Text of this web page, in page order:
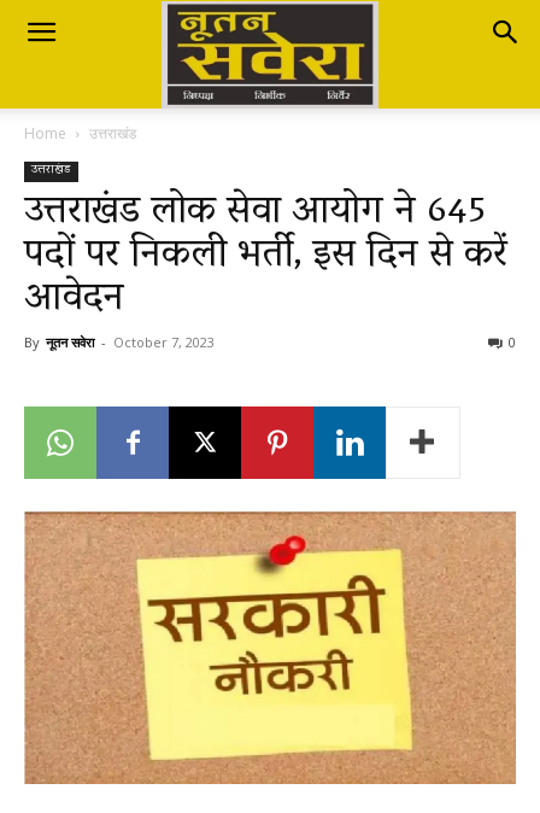
Nutan
Savera
नूतन
सवेरा
Breaking
News
LIVE
Home उत्तराखंड
उत्तराखंड
उत्तराखंड लोक सेवा आयोग ने 645
पदों पर निकली भर्ती, इस दिन से करें
आवेदन
By नूतन सवेरा - October 7, 2023 0